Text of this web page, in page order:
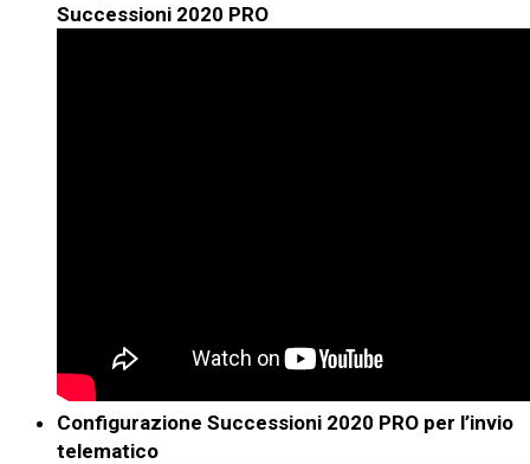
Successioni 2020 PRO
Configurazione Successioni 2020 PRO per l’invio
telematico